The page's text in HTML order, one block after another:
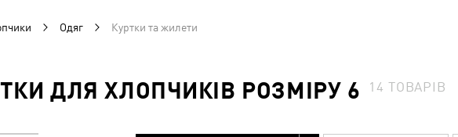
Одяг Куртки та жилети
ДЛЯ ХЛОПЧИКІВ РОЗМІРУ 6 14 ТОВАРІВ